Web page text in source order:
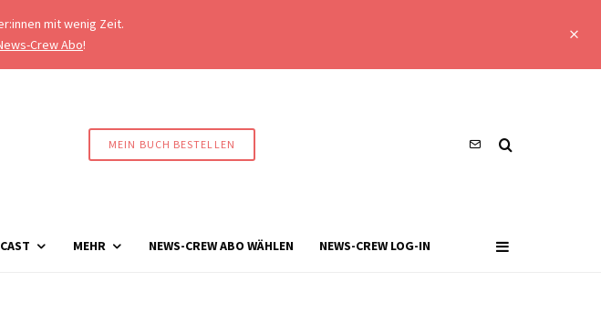
mit wenig Zeit.
Crew Abo!
MEIN BUCH BESTELLEN
MEHR NEWS-CREW ABO WÄHLEN NEWS-CREW LOG-IN